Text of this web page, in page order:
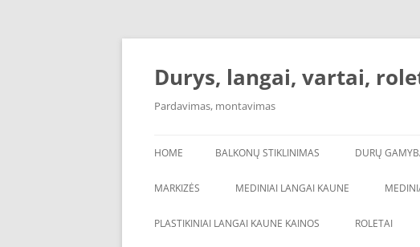
Skip
Durys, langai, vartai,
Pardavimas, montavimas
HOME BALKONŲ STIKLINIMAS DURŲ
MARKIZĖS MEDINIAI LANGAI KAUNE
PLASTIKINIAI LANGAI KAUNE KAINOS ROLETAI